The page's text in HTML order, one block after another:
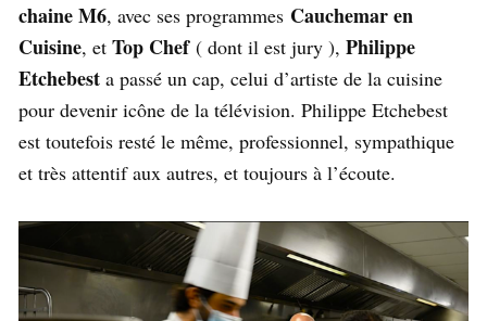
chaine M6, avec ses programmes Cauchemar en
Cuisine, et Top Chef( dont il est jury ), Philippe
Etchebest a passé un cap, celui d’artiste de la cuisine
pour devenir icône de la télévision. Philippe Etchebest
est toutefois resté le même, professionnel, sympathique
et très attentif aux autres, et toujours à l’écoute.